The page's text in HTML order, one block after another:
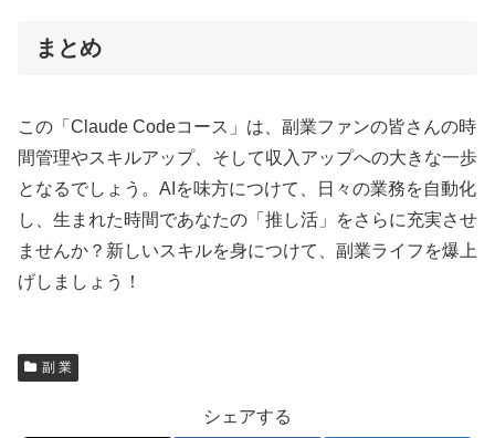
まとめ
この「Claude Codeコース」は、副業ファンの皆さんの時
間管理やスキルアップ、そして収入アップへの大きな一歩
となるでしょう。AIを味方につけて、日々の業務を自動化
し、生まれた時間であなたの「推し活」をさらに充実させ
ませんか？新しいスキルを身につけて、副業ライフを爆上
げしましょう！
副 業
シェアする